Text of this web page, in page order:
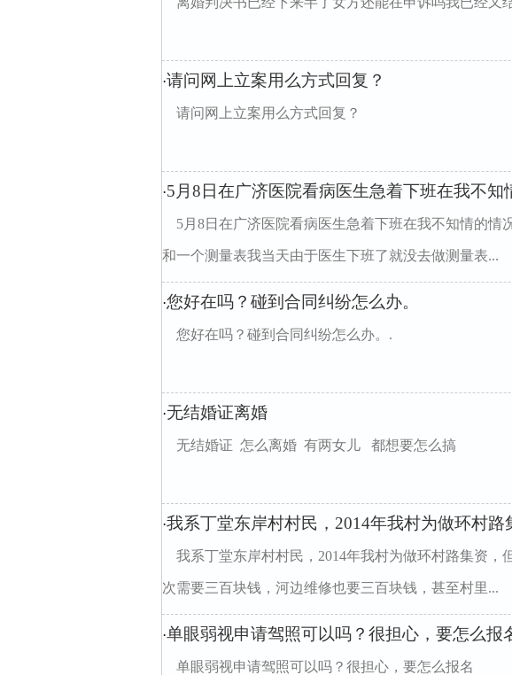
·请问网上立案用么方式回复？
请问网上立案用么方式回复？
·5月8日在广济医院看病医生急着下班在我不知
5月8日在广济医院看病医生急着下班在我不知情的情
和一个测量表我当天由于医生下班了就没去做测量表...
·您好在吗？碰到合同纠纷怎么办。
您好在吗？碰到合同纠纷怎么办。.
·无结婚证离婚
无结婚证 怎么离婚 有两女儿 都想要怎么搞
·我系丁堂东岸村村民，2014年我村为做环村路
我系丁堂东岸村村民，2014年我村为做环村路集资，
次需要三百块钱，河边维修也要三百块钱，甚至村里...
·单眼弱视申请驾照可以吗？很担心，要怎么报
单眼弱视申请驾照可以吗？很担心，要怎么报名